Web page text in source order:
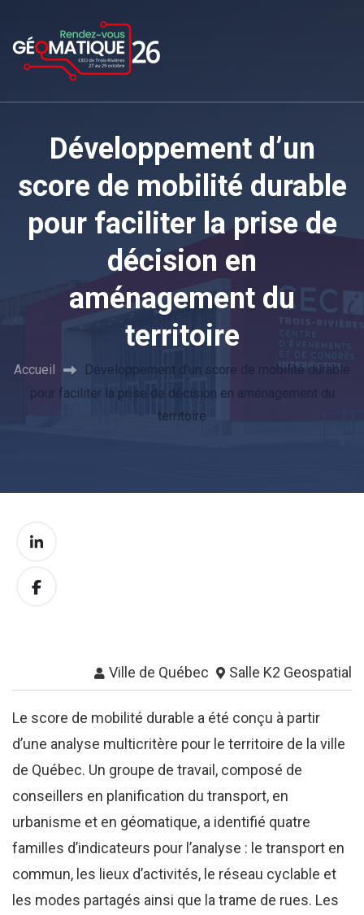
Développement d’un
score de mobilité durable
pour faciliter la prise de
décision en
aménagement du
territoire
Accueil
Développement d’un score de mobilité durable
pour faciliter la prise de décision en aménagement du
territoire
Ville de Québec Salle K2 Geospatial
Le score de mobilité durable a été conçu à partir
d’une analyse multicritère pour le territoire de la ville
de Québec. Un groupe de travail, composé de
conseillers en planification du transport, en
urbanisme et en géomatique, a identifié quatre
familles d’indicateurs pour l’analyse : le transport en
commun, les lieux d’activités, le réseau cyclable et
les modes partagés ainsi que la trame de rues. Les